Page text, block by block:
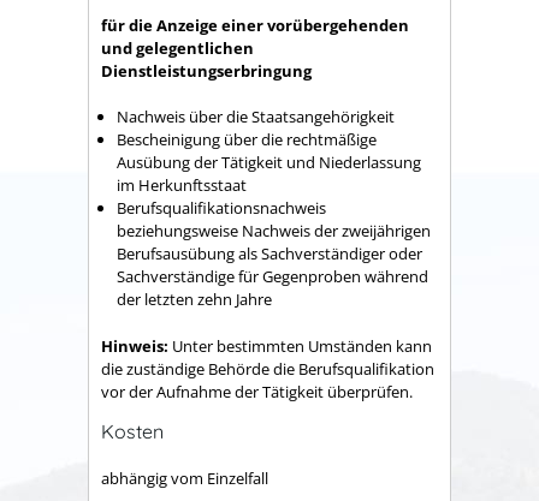
für die Anzeige einer vorübergehenden
und gelegentlichen
Dienstleistungserbringung
Nachweis über die Staatsangehörigkeit
Bescheinigung über die rechtmäßige
Ausübung der Tätigkeit und Niederlassung
im Herkunftsstaat
Berufsqualifikationsnachweis
beziehungsweise Nachweis der zweijährigen
Berufsausübung als Sachverständiger oder
Sachverständige für Gegenproben während
der letzten zehn Jahre
Hinweis: Unter bestimmten Umständen kann
die zuständige Behörde die Berufsqualifikation
vor der Aufnahme der Tätigkeit überprüfen.
Kosten
abhängig vom Einzelfall